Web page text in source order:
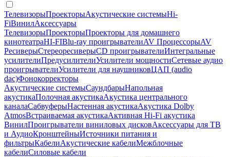
ТелевизорыПроекторыАкустические системыHi-
FiВинилАксессуары
ТелевизорыПроекторыПроекторы для домашнего
кинотеатраHI-FIBlu-ray проигрывателиAV ПроцессорыAV
РесиверыСтереоресиверыCD проигрывателиИнтегральные
усилителиПредусилителиУсилители мощностиСетевые аудио
проигрывателиУсилители для наушниковЦАП (audio
dac)Фонокорректоры
Акустические системыСаундбарыНапольная
акустикаПолочная акустикаАкустика центрального
каналаСабвуферыНастенная акустикаАкустика Dolby
AtmosВстраиваемая акустикаАктивная Hi-Fi акустика
ВинилПроигрыватели виниловых дисковАксессуары для ТВ
и АудиоКронштейныИсточники питания и
фильтрыКабелиАкустические кабелиМежблочные
кабелиСиловые кабели